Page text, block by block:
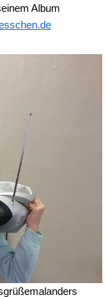
Album